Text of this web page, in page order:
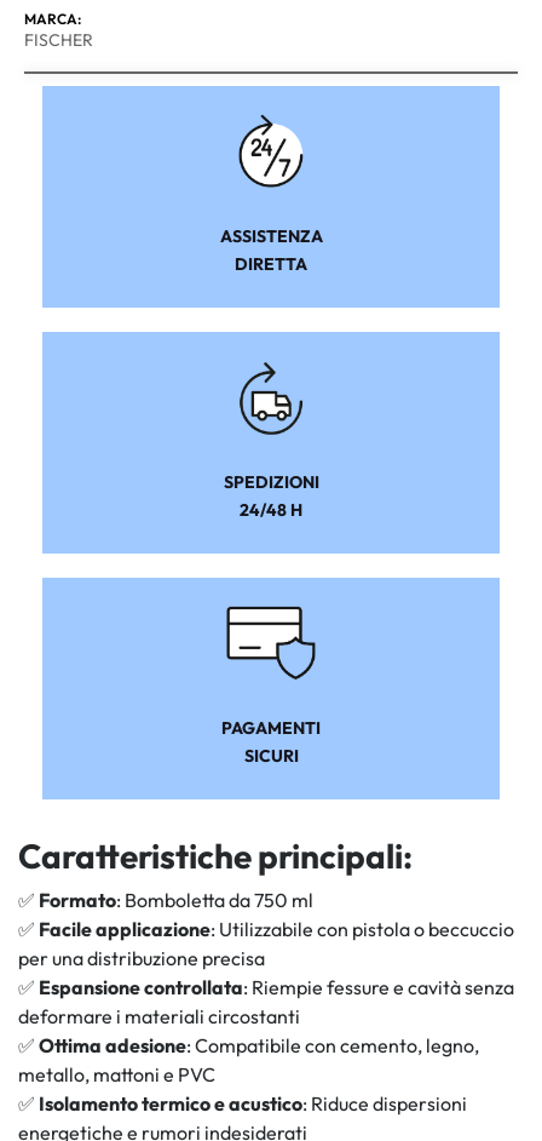
MARCA:
FISCHER
ASSISTENZA
DIRETTA
SPEDIZIONI
24/48 H
PAGAMENTI
SICURI
Caratteristiche principali:
✅ Formato: Bomboletta da 750 ml
✅ Facile applicazione: Utilizzabile con pistola o beccuccio
per una distribuzione precisa
✅ Espansione controllata: Riempie fessure e cavità senza
deformare i materiali circostanti
✅ Ottima adesione: Compatibile con cemento, legno,
metallo, mattoni e PVC
✅ Isolamento termico e acustico: Riduce dispersioni
energetiche e rumori indesiderati